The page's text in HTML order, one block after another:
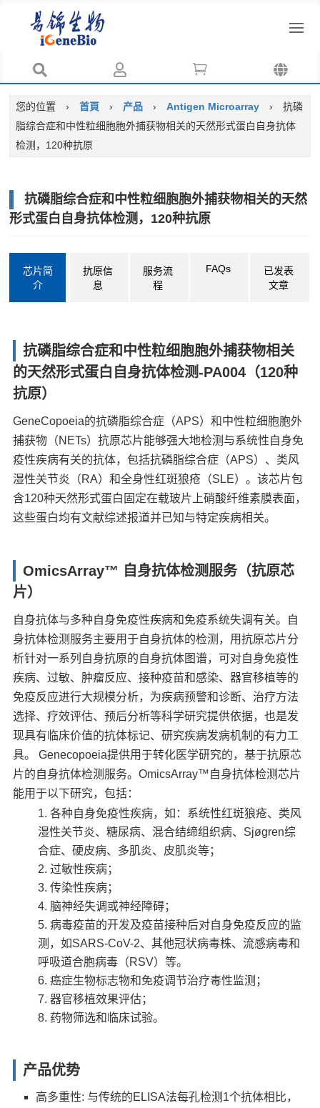
   
您的位置 › 首頁 › 产品 › Antigen Microarray ›
抗磷
脂综合症和中性粒细胞胞外捕获物相关的天然形式蛋白自身抗体
检测，120种抗原
抗磷脂综合症和中性粒细胞胞外捕获物相关的天然
形式蛋白自身抗体检测，120种抗原
芯片简
介
抗原信
息
服务流
程
FAQs
已发表
文章
抗磷脂综合症和中性粒细胞胞外捕获物相关
的天然形式蛋白自身抗体检测-PA004（120种
抗原）
GeneCopoeia的抗磷脂综合症（APS）和中性粒细胞胞外
捕获物（NETs）抗原芯片能够强大地检测与系统性自身免
疫性疾病有关的抗体，包括抗磷脂综合症（APS）、类风
湿性关节炎（RA）和全身性红斑狼疮（SLE）。该芯片包
含120种天然形式蛋白固定在载玻片上硝酸纤维素膜表面，
这些蛋白均有文献综述报道并已知与特定疾病相关。
OmicsArray™ 自身抗体检测服务（抗原芯
片）
自身抗体与多种自身免疫性疾病和免疫系统失调有关。自
身抗体检测服务主要用于自身抗体的检测，用抗原芯片分
析针对一系列自身抗原的自身抗体图谱，可对自身免疫性
疾病、过敏、肿瘤反应、接种疫苗和感染、器官移植等的
免疫反应进行大规模分析，为疾病预警和诊断、治疗方法
选择、疗效评估、预后分析等科学研究提供依据，也是发
现具有临床价值的抗体标记、研究疾病发病机制的有力工
具。 Genecopoeia提供用于转化医学研究的，基于抗原芯
片的自身抗体检测服务。OmicsArray™自身抗体检测芯片
能用于以下研究，包括：
各种自身免疫性疾病，如：系统性红斑狼疮、类风
湿性关节炎、糖尿病、混合结缔组织病、Sjøgren综
合症、硬皮病、多肌炎、皮肌炎等；
过敏性疾病；
传染性疾病；
脑神经失调或神经障碍；
病毒疫苗的开发及疫苗接种后对自身免疫反应的监
测，如SARS-CoV-2、其他冠状病毒株、流感病毒和
呼吸道合胞病毒（RSV）等。
癌症生物标志物和免疫调节治疗毒性监测；
器官移植效果评估；
药物筛选和临床试验。
产品优势
高多重性: 与传统的ELISA法每孔检测1个抗体相比，